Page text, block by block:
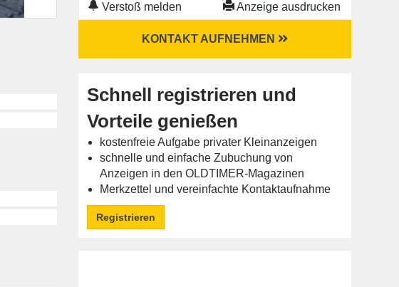
Verstoß melden Anzeige ausdrucken
KONTAKT AUFNEHMEN
Schnell registrieren und
Vorteile genießen
kostenfreie Aufgabe privater Kleinanzeigen
schnelle und einfache Zubuchung von
Anzeigen in den OLDTIMER-Magazinen
Merkzettel und vereinfachte Kontaktaufnahme
Registrieren